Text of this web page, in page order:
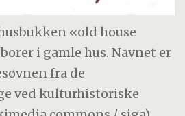
«old house
i gamle hus. Navnet er
fra de
ved kulturhistoriske